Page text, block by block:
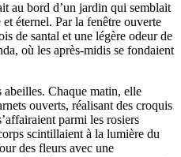
au bord d’un jardin qui semblait
éternel. Par la fenêtre ouverte
de santal et une légère odeur de
où les après-midis se fondaient
Chaque matin, elle
ouverts, réalisant des croquis
parmi les rosiers
scintillaient à la lumière du
des fleurs avec une